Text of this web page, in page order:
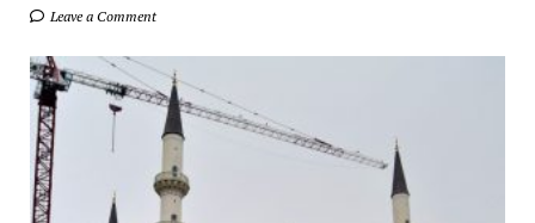
Leave a Comment